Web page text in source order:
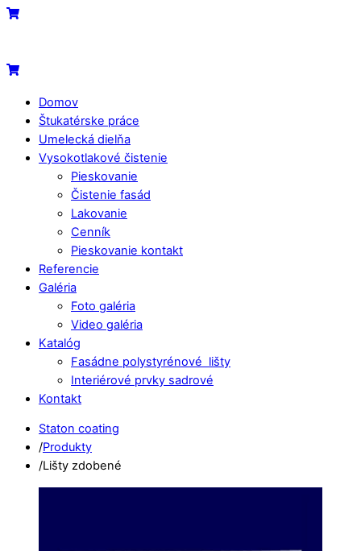
Skip
Menu
Cart
Cart
Domov
Štukatérske práce
Umelecká dielňa
Vysokotlakové čistenie
Pieskovanie
Čistenie fasád
Lakovanie
Cenník
Pieskovanie kontakt
Referencie
Galéria
Foto galéria
Video galéria
Katalóg
Fasádne polystyrénové lišty
Interiérové prvky sadrové
Kontakt
Close
Menu
Close
Cart
Staton coating
/Produkty
/Lišty zdobené